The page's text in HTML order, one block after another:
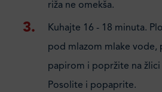
riža ne omekša.
Kuhajte 16 - 18 minuta.
pod mlazom mlake vode,
papirom i popržite na
Posolite i popaprite.